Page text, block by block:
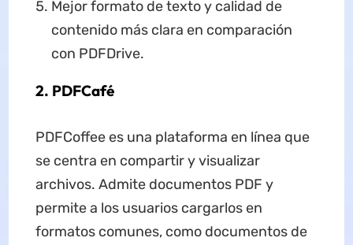
Mejor formato de texto y calidad de
contenido más clara en comparación
con PDFDrive.
2. PDFCafé
PDFCoffee es una plataforma en línea que
se centra en compartir y visualizar
archivos. Admite documentos PDF y
permite a los usuarios cargarlos en
formatos comunes, como documentos de